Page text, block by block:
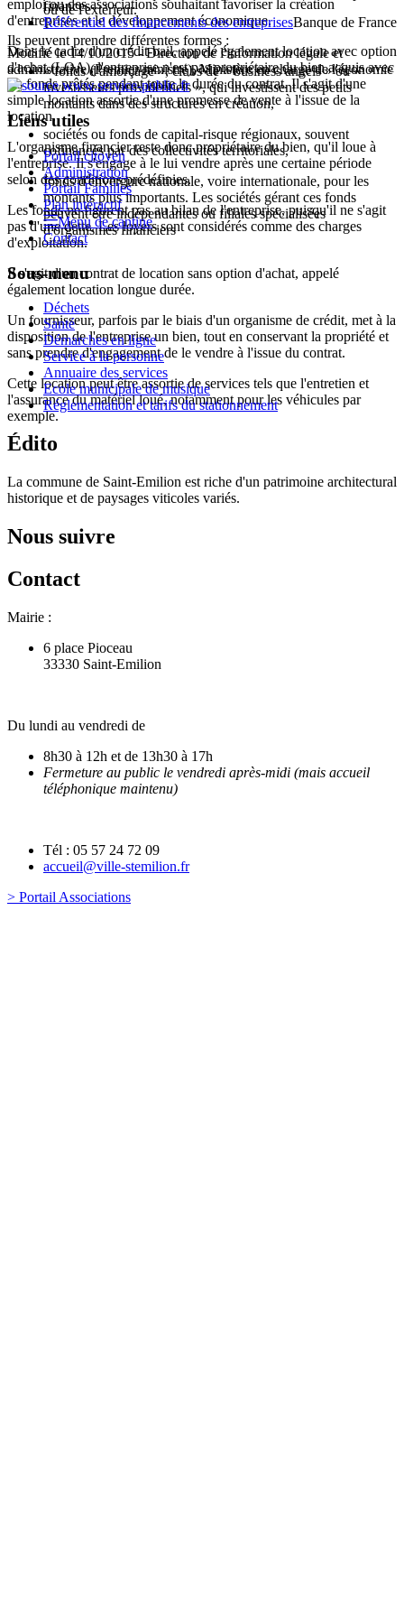
ou de l'extérieur.
Ils peuvent prendre différentes formes :
« fonds d'amorçage », clubs de « business angels » ou «
investisseurs providentiels », qui investissent des petits
montants dans des structures en création,
sociétés ou fonds de capital-risque régionaux, souvent
cofinancés par des collectivités territoriales,
fonds d'envergure nationale, voire internationale, pour les
montants plus importants. Les sociétés gérant ces fonds
peuvent être indépendantes ou filiales spécialisées
d'organismes financiers
emploi ou des associations souhaitant favoriser la création
d'entreprises et le développement économique.
Dans le cadre d'un crédit-bail, appelé égalementlocation avec option
d'achat(LOA), l'entreprise n'est pas propriétaire du bien acquis avec
les fonds prêtés pendant toute la durée du contrat. Il s'agit d'une
simple location assortie d'une promesse de vente à l'issue de la
location.
L'organisme financier reste donc propriétaire du bien, qu'il loue à
l'entreprise. Il s'engage à le lui vendre après une certaine période
selon des conditions prédéfinies.
Les fonds ne figurent pas au bilan de l'entreprise, puisqu'il ne s'agit
pas d'une dette. Les loyers sont considérés comme des charges
d'exploitation.
Il s'agit d'un contrat de location sans option d'achat, appelé
également location longue durée.
Un fournisseur, parfois par le biais d'un organisme de crédit, met à la
disposition de l'entreprise un bien, tout en conservant la propriété et
sans prendre d'engagement de le vendre à l'issue du contrat.
Cette location peut être assortie de services tels que l'entretien et
l'assurance du matériel loué, notamment pour les véhicules par
exemple.
finances
Référentiel des financements des entreprisesBanque de France
Modifié le 14/10/2015 - Direction de l'information légale et
administrative (Premier ministre), Ministère en charge de l'économie
Liens utiles
Portail citoyen
Administration
Portail Familles
Plan intéractif
Menu de cantine
Contact
Sous-menu
Déchets
Santé
Démarches en ligne
Service à la personne
Annuaire des services
Ecole municipale de musique
Réglementation et tarifs du stationnement
Édito
La commune de Saint-Emilion est riche d'un patrimoine architectural
historique et de paysages viticoles variés.
Nous suivre
Contact
Mairie :
6 place Pioceau
33330 Saint-Emilion
Du lundi au vendredi de
8h30 à 12h et de 13h30 à 17h
Fermeture au public le vendredi après-midi (mais accueil
téléphonique maintenu)
Tél : 05 57 24 72 09
accueil@ville-stemilion.fr
> Portail Associations